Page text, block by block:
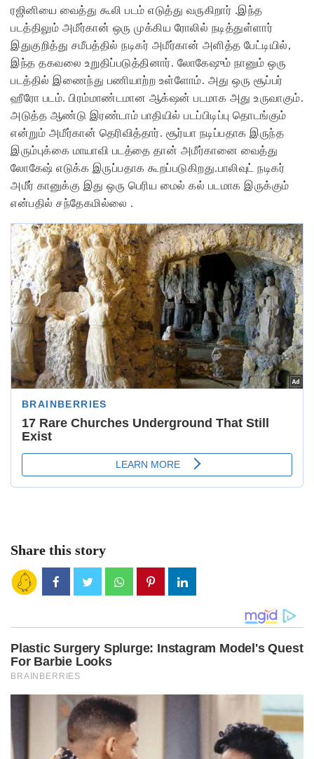
ரஜினியை வைத்து கூலி படம் எடுத்து வருகிறார் .இந்த
படத்திலும் அமீர்கான் ஒரு முக்கிய ரோலில் நடித்துள்ளார்
இதுகுறித்து சமீபத்தில் நடிகர் அமீர்கான் அளித்த பேட்டியில்,
இந்த தகவலை உறுதிப்படுத்தினார். லோகேஷும் நானும் ஒரு
படத்தில் இணைந்து பணியாற்ற உள்ளோம். அது ஒரு சூப்பர்
ஹீரோ படம். பிரம்மாண்டமான ஆக்‌ஷன் படமாக அது உருவாகும்.
அடுத்த ஆண்டு இரண்டாம் பாதியில் படப்பிடிப்பு தொடங்கும்
என்றும் அமீர்கான் தெரிவித்தார். சூர்யா நடிப்பதாக இருந்த
இரும்புக்கை மாயாவி படத்தை தான் அமீர்கானை வைத்து
லோகேஷ் எடுக்க இருப்பதாக கூறப்படுகிறது.பாலிவுட் நடிகர்
அமீர் கானுக்கு இது ஒரு பெரிய மைல் கல் படமாக இருக்கும்
என்பதில் சந்தேகமில்லை .
Share this story